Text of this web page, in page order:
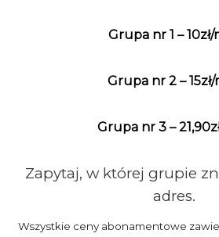
Grupa nr 1 – 10zł/
Grupa nr 2 – 15zł/
Grupa nr 3 –
Zapytaj, w której grupie
adres.
Wszystkie ceny abonamentowe